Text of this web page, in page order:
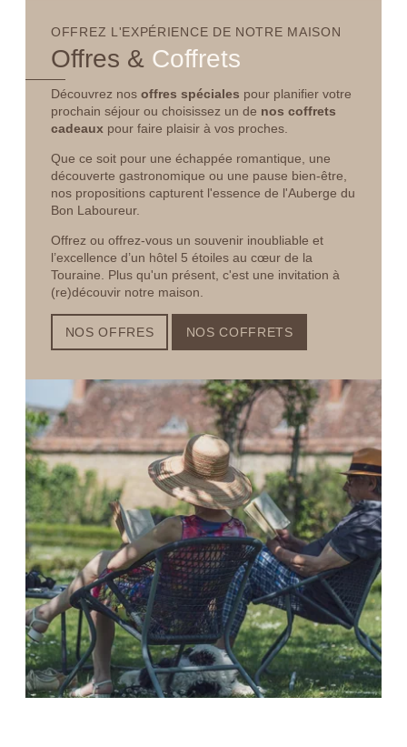
OFFREZ L'EXPÉRIENCE DE NOTRE MAISON
Offres & Coffrets
Découvrez nos offres spéciales pour planifier votre
prochain séjour ou choisissez un de nos coffrets
cadeaux pour faire plaisir à vos proches.
Que ce soit pour une échappée romantique, une
découverte gastronomique ou une pause bien-être,
nos propositions capturent l'essence de l'Auberge du
Bon Laboureur.
Offrez ou offrez-vous un souvenir inoubliable et
l’excellence d’un hôtel 5 étoiles au cœur de la
Touraine. Plus qu'un présent, c'est une invitation à
(re)découvir notre maison.
NOS OFFRES NOS COFFRETS
Message*:
ENVOYER LA DEMANDE
Les informations recueillies sur ce formulaire, vous concernant font l'objet d'un
rectification, de portabilité, d'effacement de celles-ci ou une limitation du
traitement. Vous pouvez vous opposer au traitement des données vous
concernant et disposez du droit de retirer votre consentement à tout moment en
nous contactant directement. Vous avez la possibilité d'introduire une réclamation
auprès d'une autorité de contrôle si vous estimez que ce traitement de données
à caractère personnel ne répond pas aux exigences légales en vigueur.
traitement destiné exclusivement au traitement de votre demande. la durée de
conservation des données est de 3ans. Vous bénéficiez d'un droit d'accès, de
rectification, de portabilité, d'effacement de celles-ci ou une limitation du
traitement. Vous pouvez vous opposer au traitement des données vous
concernant et disposez du droit de retirer votre consentement à tout moment en
auprès d'une autorité de contrôle si vous estimez que ce traitement de données
à caractère personnel ne répond pas aux exigences légales en vigueur.